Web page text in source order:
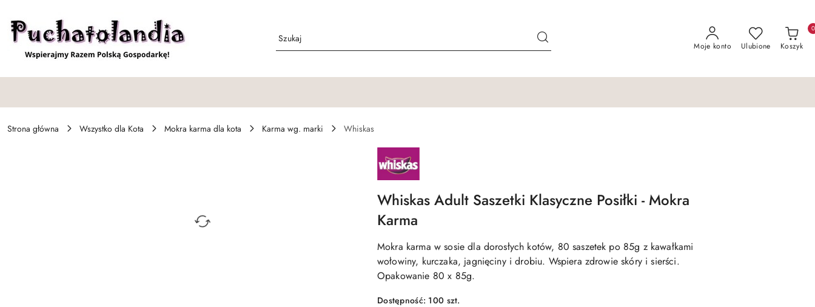
Moje konto Ulubione Koszyk
0
Strona główna Wszystko dla Kota Mokra karma dla kota Karma wg. marki
Whiskas
NAZWA
PRODUCENTA:
WHISKAS
Whiskas Adult Saszetki Klasyczne Posiłki - Mokra
Karma
Mokra karma w sosie dla dorosłych kotów, 80 saszetek po 85g z kawałkami
wołowiny, kurczaka, jagnięciny i drobiu. Wspiera zdrowie skóry i sierści.
Opakowanie 80 x 85g.
Dostępność: 100 szt.